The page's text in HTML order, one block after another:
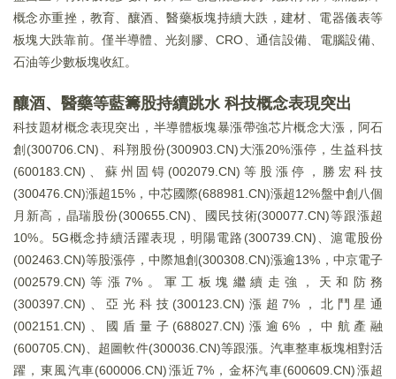
概念亦重挫，教育、釀酒、醫藥板塊持續大跌，建材、電器儀表等
板塊大跌靠前。僅半導體、光刻膠、CRO、通信設備、電腦設備、
石油等少數板塊收紅。
釀酒、醫藥等藍籌股持續跳水 科技概念表現突出
科技題材概念表現突出，半導體板塊暴漲帶強芯片概念大漲，阿石
創(300706.CN)、科翔股份(300903.CN)大漲20%漲停，生益科技
(600183.CN)、蘇州固锝(002079.CN)等股漲停，勝宏科技
(300476.CN)漲超15%，中芯國際(688981.CN)漲超12%盤中創八個
月新高，晶瑞股份(300655.CN)、國民技術(300077.CN)等跟漲超
10%。5G概念持續活躍表現，明陽電路(300739.CN)、滬電股份
(002463.CN)等股漲停，中際旭創(300308.CN)漲逾13%，中京電子
(002579.CN)等漲7%。軍工板塊繼續走強，天和防務
(300397.CN)、亞光科技(300123.CN)漲超7%，北鬥星通
(002151.CN)、國盾量子(688027.CN)漲逾6%，中航產融
(600705.CN)、超圖軟件(300036.CN)等跟漲。汽車整車板塊相對活
躍，東風汽車(600006.CN)漲近7%，金杯汽車(600609.CN)漲超